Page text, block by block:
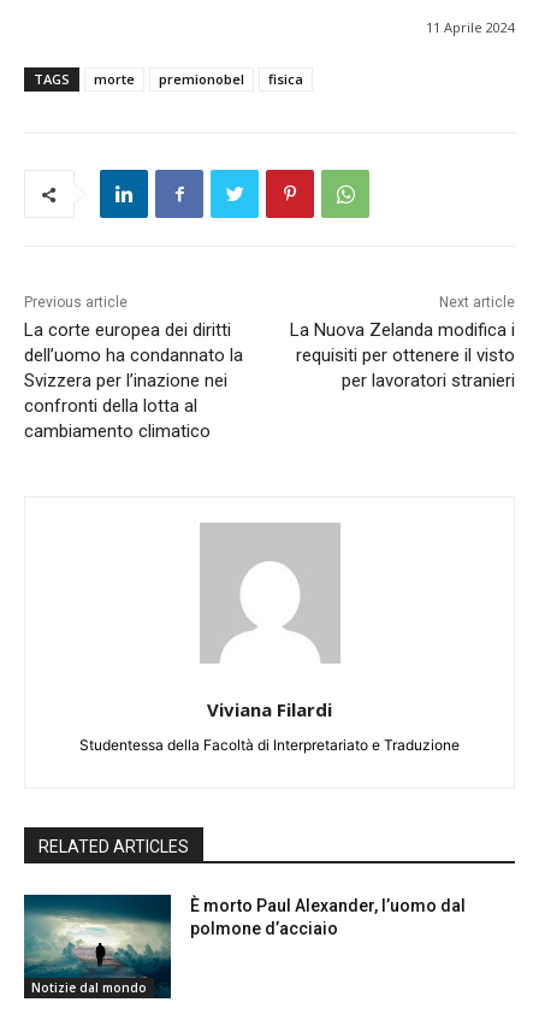
11 Aprile 2024
TAGS morte premionobel fisica
Previous article
La corte europea dei diritti
dell’uomo ha condannato la
Svizzera per l’inazione nei
confronti della lotta al
cambiamento climatico
Next article
La Nuova Zelanda modifica i
requisiti per ottenere il visto
per lavoratori stranieri
Viviana Filardi
Studentessa della Facoltà di Interpretariato e Traduzione
RELATED ARTICLES
Notizie dal mondo
È morto Paul Alexander, l’uomo dal
polmone d’acciaio